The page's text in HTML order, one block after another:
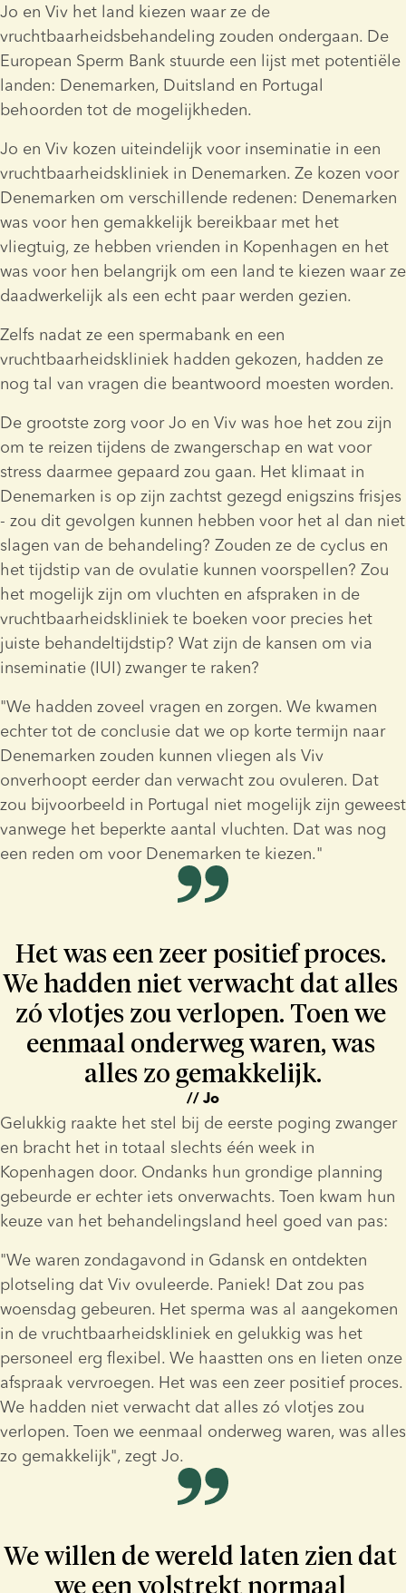
Jo en Viv het land kiezen waar ze de
vruchtbaarheidsbehandeling zouden ondergaan. De
European Sperm Bank stuurde een lijst met potentiële
landen: Denemarken, Duitsland en Portugal
behoorden tot de mogelijkheden.
Jo en Viv kozen uiteindelijk voor inseminatie in een
vruchtbaarheidskliniek in Denemarken. Ze kozen voor
Denemarken om verschillende redenen: Denemarken
was voor hen gemakkelijk bereikbaar met het
vliegtuig, ze hebben vrienden in Kopenhagen en het
was voor hen belangrijk om een land te kiezen waar ze
daadwerkelijk als een echt paar werden gezien.
Zelfs nadat ze een spermabank en een
vruchtbaarheidskliniek hadden gekozen, hadden ze
nog tal van vragen die beantwoord moesten worden.
De grootste zorg voor Jo en Viv was hoe het zou zijn
om te reizen tijdens de zwangerschap en wat voor
stress daarmee gepaard zou gaan. Het klimaat in
Denemarken is op zijn zachtst gezegd enigszins frisjes
- zou dit gevolgen kunnen hebben voor het al dan niet
slagen van de behandeling? Zouden ze de cyclus en
het tijdstip van de ovulatie kunnen voorspellen? Zou
het mogelijk zijn om vluchten en afspraken in de
vruchtbaarheidskliniek te boeken voor precies het
juiste behandeltijdstip? Wat zijn de kansen om via
inseminatie (IUI) zwanger te raken?
"We hadden zoveel vragen en zorgen. We kwamen
echter tot de conclusie dat we op korte termijn naar
Denemarken zouden kunnen vliegen als Viv
onverhoopt eerder dan verwacht zou ovuleren. Dat
zou bijvoorbeeld in Portugal niet mogelijk zijn geweest
vanwege het beperkte aantal vluchten. Dat was nog
een reden om voor Denemarken te kiezen."
Het was een zeer positief proces.
We hadden niet verwacht dat alles
zó vlotjes zou verlopen. Toen we
eenmaal onderweg waren, was
alles zo gemakkelijk.
// Jo
Gelukkig raakte het stel bij de eerste poging zwanger
en bracht het in totaal slechts één week in
Kopenhagen door. Ondanks hun grondige planning
gebeurde er echter iets onverwachts. Toen kwam hun
keuze van het behandelingsland heel goed van pas:
"We waren zondagavond in Gdansk en ontdekten
plotseling dat Viv ovuleerde. Paniek! Dat zou pas
woensdag gebeuren. Het sperma was al aangekomen
in de vruchtbaarheidskliniek en gelukkig was het
personeel erg flexibel. We haastten ons en lieten onze
afspraak vervroegen. Het was een zeer positief proces.
We hadden niet verwacht dat alles zó vlotjes zou
verlopen. Toen we eenmaal onderweg waren, was alles
zo gemakkelijk", zegt Jo.
We willen de wereld laten zien dat
we een volstrekt normaal